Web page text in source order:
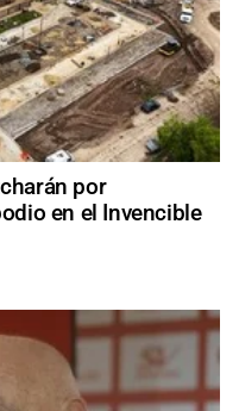
por
en el Invencible